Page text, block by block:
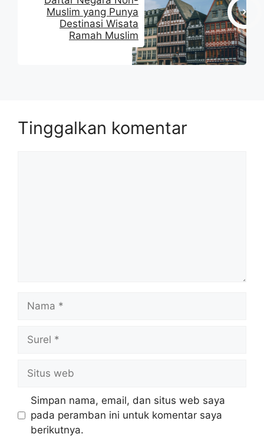
Muslim yang Punya
Destinasi Wisata
Ramah Muslim
Tinggalkan komentar
web
Simpan nama, email, dan situs web saya
pada peramban ini untuk komentar saya
berikutnya.